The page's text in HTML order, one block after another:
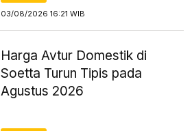
03/08/2026 16:21 WIB
Harga Avtur Domestik di
Soetta Turun Tipis pada
Agustus 2026